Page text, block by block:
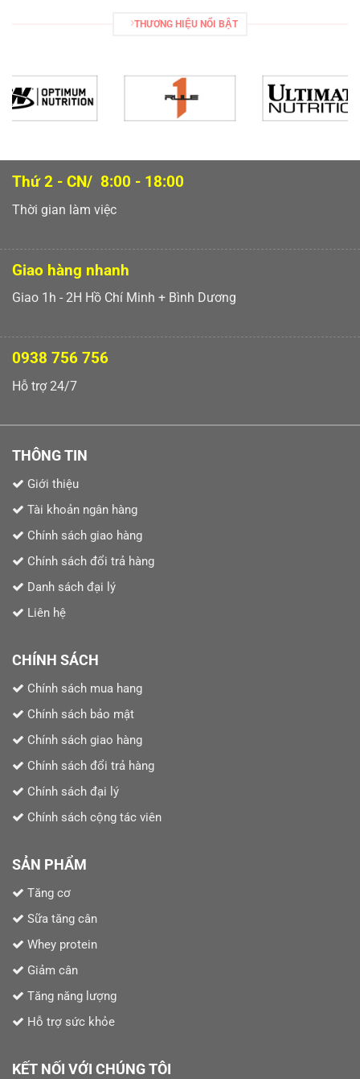
THƯƠNG HIỆU NỔI BẬT
Thứ 2 - CN/ 8:00 - 18:00
Thời gian làm việc
Giao hàng nhanh
Giao 1h - 2H Hồ Chí Minh + Bình Dương
0938 756 756
Hỗ trợ 24/7
THÔNG TIN
Giới thiệu
Tài khoản ngân hàng
Chính sách giao hàng
Chính sách đổi trả hàng
Danh sách đại lý
Liên hệ
CHÍNH SÁCH
Chính sách mua hang
Chính sách bảo mật
Chính sách giao hàng
Chính sách đổi trả hàng
Chính sách đại lý
Chính sách cộng tác viên
SẢN PHẨM
Tăng cơ
Sữa tăng cân
Whey protein
Giảm cân
Tăng năng lượng
Hỗ trợ sức khỏe
KẾT NỐI VỚI CHÚNG TÔI